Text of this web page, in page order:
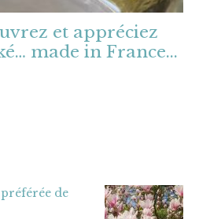
et appréciez
made in France...
de